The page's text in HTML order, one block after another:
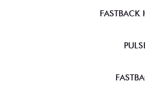
FASTBACK